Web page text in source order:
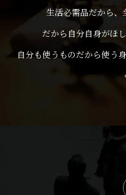
生活必需品だから、
だから自分自身がほ
自分も使うものだから使う